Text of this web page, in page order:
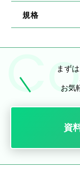
規格
まず
お気
資